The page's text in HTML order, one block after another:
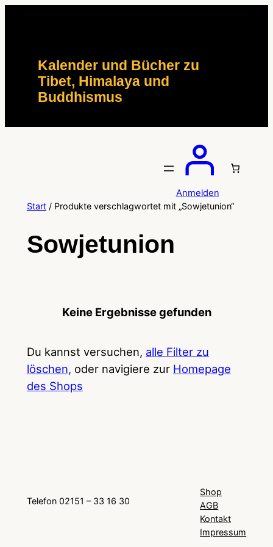
Kalender und Bücher zu
Tibet, Himalaya und
Buddhismus
Anmelden
Start/ Produkte verschlagwortet mit „Sowjetunion“
Sowjetunion
Keine Ergebnisse gefunden
Du kannst versuchen, alle Filter zu
löschen, oder navigiere zur Homepage
des Shops
Telefon 02151 – 33 16 30
Shop
AGB
Kontakt
Impressum